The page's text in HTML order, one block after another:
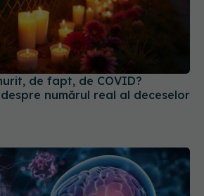
de fapt, de COVID?
numărul real al deceselor